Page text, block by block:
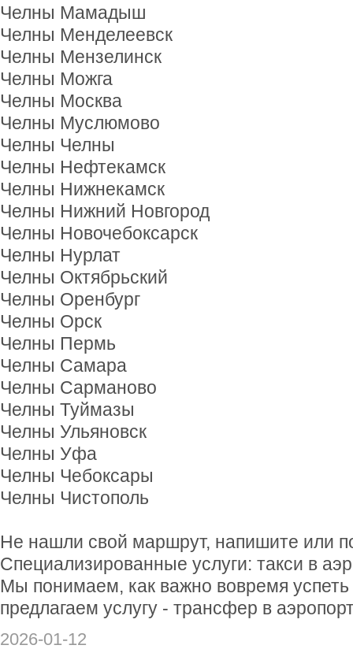
Челны Мамадыш
Челны Менделеевск
Челны Мензелинск
Челны Можга
Челны Москва
Челны Муслюмово
Челны Челны
Челны Нефтекамск
Челны Нижнекамск
Челны Нижний Новгород
Челны Новочебоксарск
Челны Нурлат
Челны Октябрьский
Челны Оренбург
Челны Орск
Челны Пермь
Челны Самара
Челны Сарманово
Челны Туймазы
Челны Ульяновск
Челны Уфа
Челны Чебоксары
Челны Чистополь
Не нашли свой маршрут, напишите или
Специализированные услуги: такси в
Мы понимаем, как важно вовремя
предлагаем услугу - трансфер в
2026-01-12